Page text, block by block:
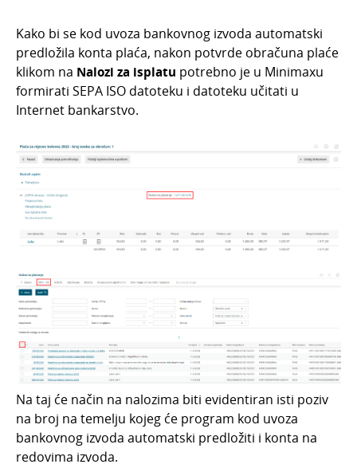
Uvozi bankovnih izvadaka
Česta pitanja
Prikaz stanja na bankovnom izvatku
Kako zatvaram račun izdan u jednoj valuti, a
Plaća je formirana u Minimaxu, no kod uvoza
Nalozi za plaćanje
Mobilna aplikacija
Pokazatelji
Izvještavanje o naplati
Kako bi se kod uvoza bankovnog izvoda automatski
predložila konta plaća, nakon potvrde obračuna plaće
klikom na Nalozi za isplatu potrebno je u Minimaxu
formirati SEPA ISO datoteku i datoteku učitati u
Internet bankarstvo.
Na taj će način na nalozima biti evidentiran isti poziv
na broj na temelju kojeg će program kod uvoza
bankovnog izvoda automatski predložiti i konta na
redovima izvoda.